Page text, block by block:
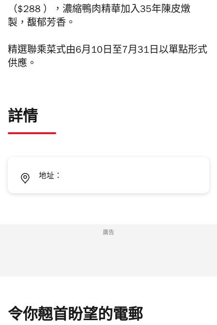
（$288 ），濃縮鴨肉精華加入35年陳皮燉
製，馥郁芳香。
精選聯乘菜式由6月10日至7月31日以單點形式
供應。
詳情
地址：
廣告
令你翹首盼望的電郵